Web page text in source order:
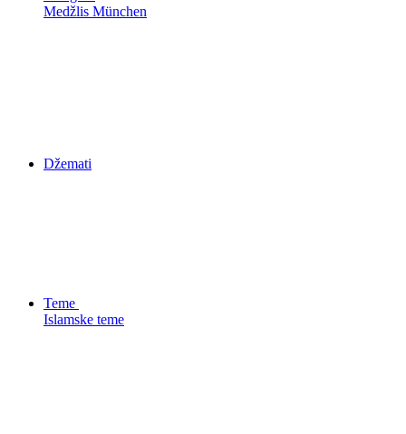
Medžlis München
Džemati
Teme
Islamske teme